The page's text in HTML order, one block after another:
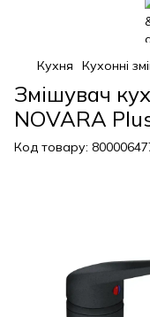
Кухня Кухонні
Змішувач
NOVARA
Код товару: